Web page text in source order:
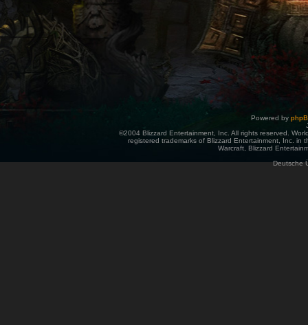
Powered by
©2004 Blizzard Entertainment, Inc. All rights reserved.
registered trademarks of Blizzard Entertainment, Inc. in
Warcraft, Blizzard
Deutsche